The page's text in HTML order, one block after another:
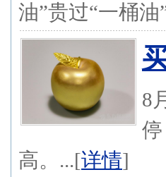
油”贵过“一桶
8
高。...[详情]